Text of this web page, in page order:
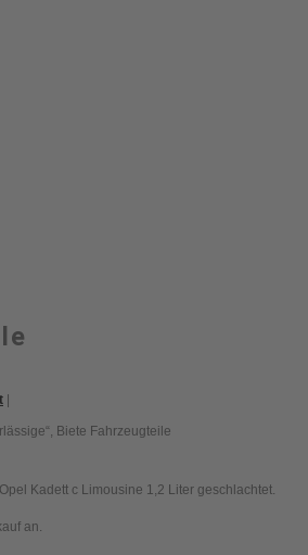
, Biete Fahrzeugteile
Kadett c Limousine 1,2 Liter geschlachtet.
an.